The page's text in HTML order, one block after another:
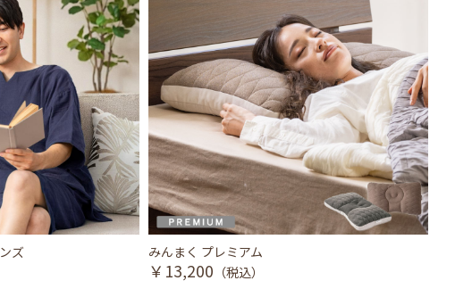
ズ みんまく プレミアム
￥13,200 （税込）